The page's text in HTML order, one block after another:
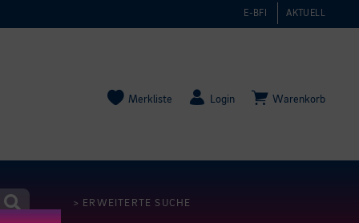
E-BFI AKTUELL
Merkliste Login Warenkorb
> ERWEITERTE SUCHE